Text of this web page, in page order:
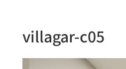
villagar-c05